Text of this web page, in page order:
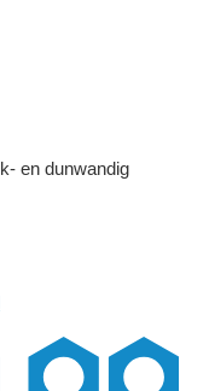
en dunwandig